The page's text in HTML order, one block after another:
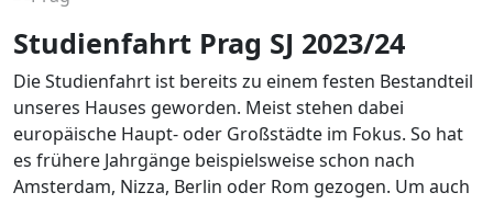
Studienfahrt Prag SJ 2023/24
Die Studienfahrt ist bereits zu einem festen Bestandteil
unseres Hauses geworden. Meist stehen dabei
europäische Haupt- oder Großstädte im Fokus. So hat
es frühere Jahrgänge beispielsweise schon nach
Amsterdam, Nizza, Berlin oder Rom gezogen. Um auch